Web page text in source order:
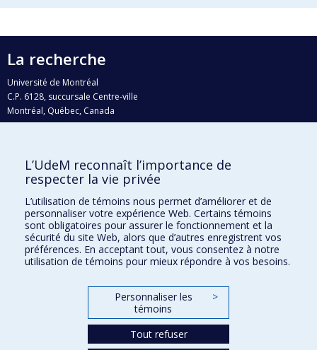
La recherche
Université de Montréal
C.P. 6128, succursale Centre-ville
Montréal, Québec, Canada
H3C 3J7
Qui fait quoi?
Nous trouver
Plan du site
Accessibilité
L’UdeM reconnaît l’importance de
respecter la vie privée
L’utilisation de témoins nous permet d’améliorer et de
personnaliser votre expérience Web. Certains témoins
sont obligatoires pour assurer le fonctionnement et la
sécurité du site Web, alors que d’autres enregistrent vos
préférences. En acceptant tout, vous consentez à notre
utilisation de témoins pour mieux répondre à vos besoins.
Personnaliser les
témoins
>
Tout refuser